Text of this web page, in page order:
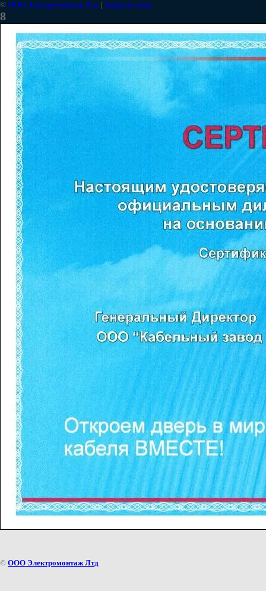
© ООО Электромонтаж Лтд | Закрыть окно
8
© ООО Электромонтаж Лтд